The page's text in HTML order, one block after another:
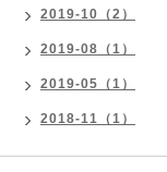
2019-10（2）
2019-08（1）
2019-05（1）
2018-11（1）